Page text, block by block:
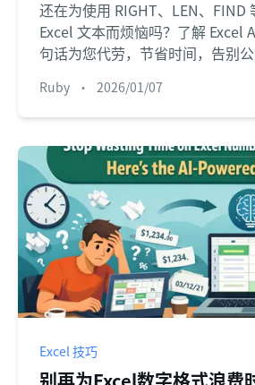
还在为使用 RIGHT、LEN、FIND
Excel 文本而烦恼吗？了解 Excel
句话为您代劳，节省时间，告别公
Ruby • 2026/01/07
Excel 技巧